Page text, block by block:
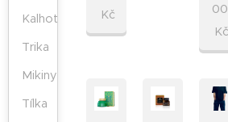
Kalhoty
Trika
Mikiny
Tílka
Kč
00
Kč